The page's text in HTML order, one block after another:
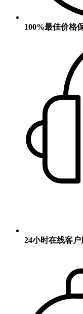
100%最佳价格
24小时在线客户